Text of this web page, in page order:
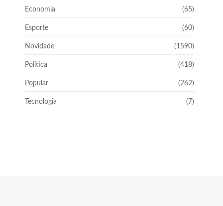
Economia (65)
Esporte (60)
Novidade (1590)
Política (418)
Popular (262)
Tecnologia (7)